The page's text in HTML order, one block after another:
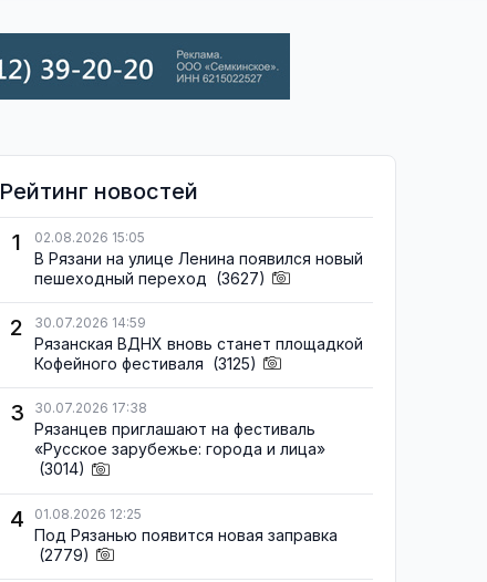
Рейтинг новостей
1
02.08.2026 15:05
В Рязани на улице Ленина появился новый
пешеходный переход (3627)
2 30.07.2026 14:59
Рязанская ВДНХ вновь станет площадкой
Кофейного фестиваля (3125)
3 30.07.2026 17:38
Рязанцев приглашают на фестиваль
«Русское зарубежье: города и лица»
(3014)
4 01.08.2026 12:25
Под Рязанью появится новая заправка
(2779)